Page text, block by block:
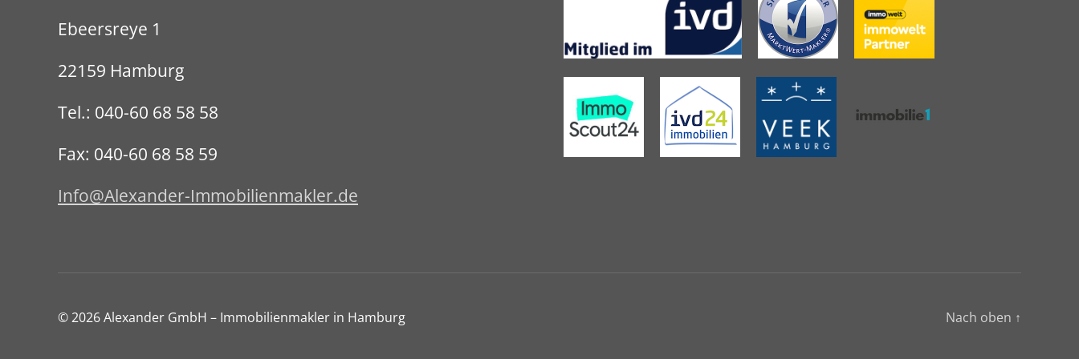
Ebeersreye 1
22159 Hamburg
Tel.: 040-60 68 58 58
Fax: 040-60 68 58 59
Info@Alexander-Immobilienmakler.de
© 2026Alexander GmbH – Immobilienmakler in Hamburg Nach oben ↑